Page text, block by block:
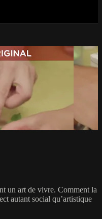
un art de vivre. Comment la
autant social qu’artistique